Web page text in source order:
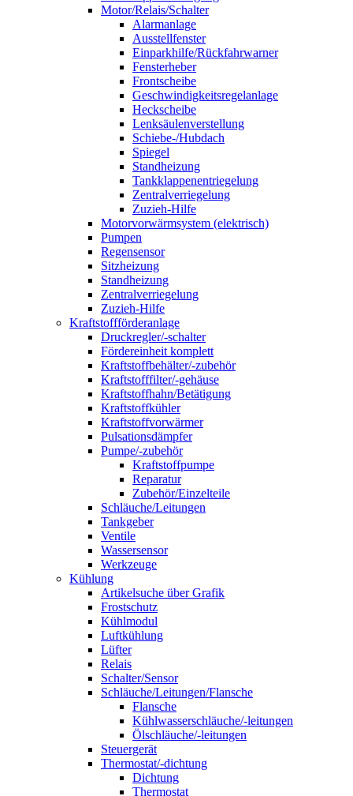
Motor/Relais/Schalter
Alarmanlage
Ausstellfenster
Einparkhilfe/Rückfahrwarner
Fensterheber
Frontscheibe
Geschwindigkeitsregelanlage
Heckscheibe
Lenksäulenverstellung
Schiebe-/Hubdach
Spiegel
Standheizung
Tankklappenentriegelung
Zentralverriegelung
Zuzieh-Hilfe
Motorvorwärmsystem (elektrisch)
Pumpen
Regensensor
Sitzheizung
Standheizung
Zentralverriegelung
Zuzieh-Hilfe
Kraftstoffförderanlage
Druckregler/-schalter
Fördereinheit komplett
Kraftstoffbehälter/-zubehör
Kraftstofffilter/-gehäuse
Kraftstoffhahn/Betätigung
Kraftstoffkühler
Kraftstoffvorwärmer
Pulsationsdämpfer
Pumpe/-zubehör
Kraftstoffpumpe
Reparatur
Zubehör/Einzelteile
Schläuche/Leitungen
Tankgeber
Ventile
Wassersensor
Werkzeuge
Kühlung
Artikelsuche über Grafik
Frostschutz
Kühlmodul
Luftkühlung
Lüfter
Relais
Schalter/Sensor
Schläuche/Leitungen/Flansche
Flansche
Kühlwasserschläuche/-leitungen
Ölschläuche/-leitungen
Steuergerät
Thermostat/-dichtung
Dichtung
Thermostat